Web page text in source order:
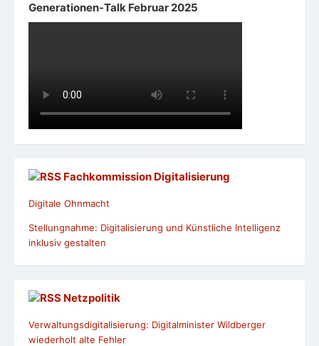
Generationen-Talk Februar 2025
Fachkommission Digitalisierung
Digitale Ohnmacht
Stellungnahme: Digitalisierung und Künstliche Intelligenz
inklusiv gestalten
Netzpolitik
Verwaltungsdigitalisierung: Digitalminister Wildberger
wiederholt alte Fehler